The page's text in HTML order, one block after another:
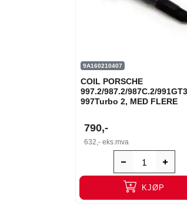
9A160210407
COIL PORSCHE
997.2/987.2/987C.2/991GT3
997Turbo 2, MED FLERE
790,-
632,- eks.mva
KJØP